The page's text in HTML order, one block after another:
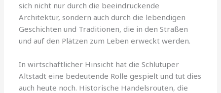
sich nicht nur durch die beeindruckende
Architektur, sondern auch durch die lebendigen
Geschichten und Traditionen, die in den Straßen
und auf den Plätzen zum Leben erweckt werden.
In wirtschaftlicher Hinsicht hat die Schlutuper
Altstadt eine bedeutende Rolle gespielt und tut dies
auch heute noch. Historische Handelsrouten, die